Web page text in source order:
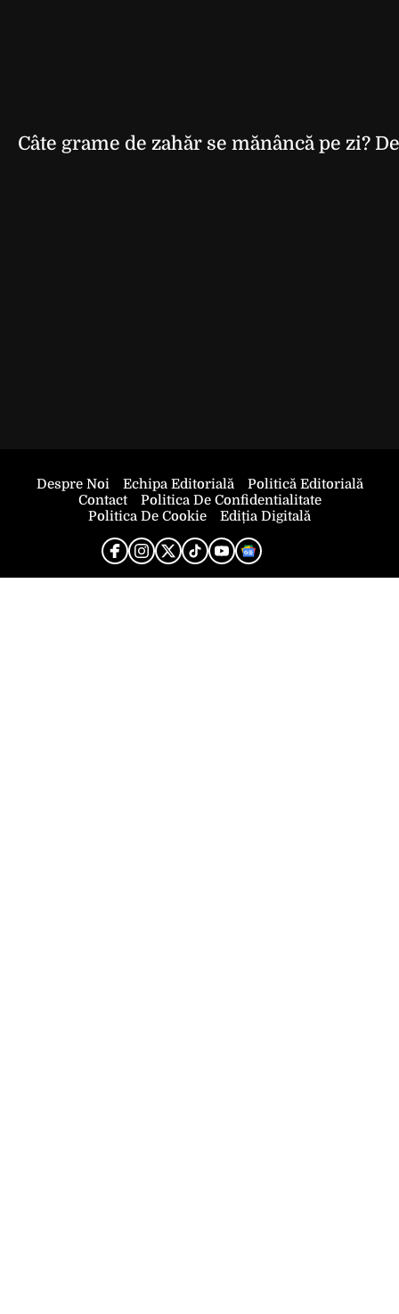
Câte grame de zahăr se mănâncă pe zi?
Despre Noi Echipa Editorială
Politică Editorială
Contact
Politica De Confidentialitate
Politica De Cookie
Ediția Digitală